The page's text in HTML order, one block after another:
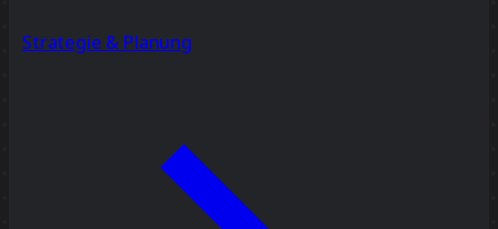
Strategie & Planung